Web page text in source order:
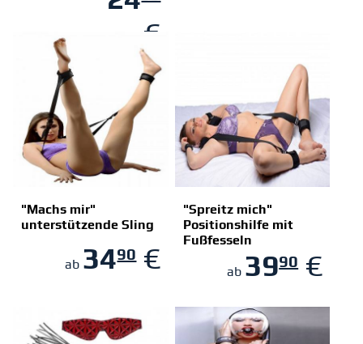
€
"Machs mir"
unterstützende Sling
ab 3490€
"Spreitz mich"
Positionshilfe mit
Fußfesseln
ab 3990€
ZUM SHOP